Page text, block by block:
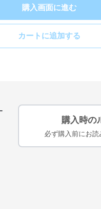
購入画面に進む
カートに追加する
購入時の
必ず購入前にお読